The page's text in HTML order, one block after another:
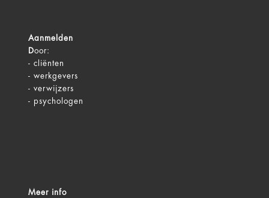
Aanmelden
Door:
- cliënten
- werkgevers
- verwijzers
- psychologen
Meer info